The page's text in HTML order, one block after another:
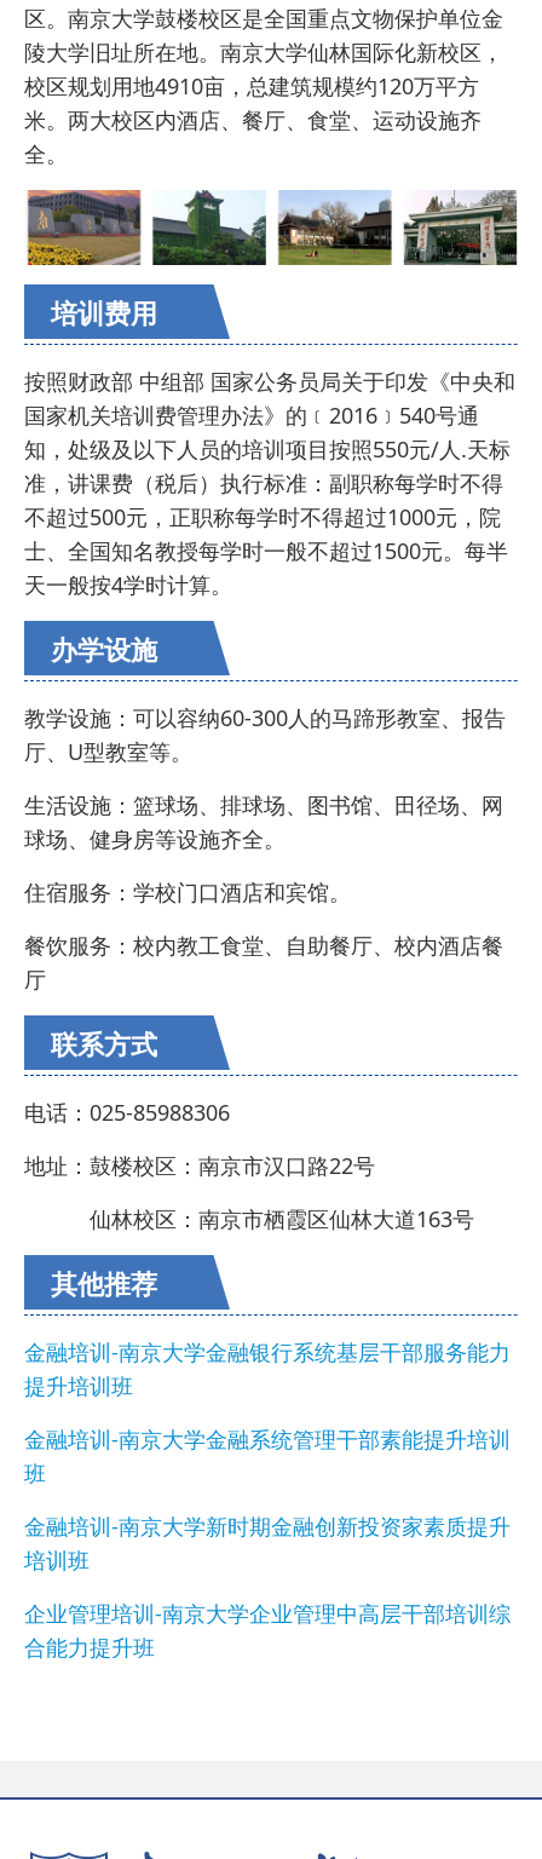
区。南京大学鼓楼校区是全国重点文物保护单位金
陵大学旧址所在地。南京大学仙林国际化新校区，
校区规划用地4910亩，总建筑规模约120万平方
米。两大校区内酒店、餐厅、食堂、运动设施齐
全。
培训费用
按照财政部 中组部 国家公务员局关于印发《中央和
国家机关培训费管理办法》的﹝2016﹞540号通
知，处级及以下人员的培训项目按照550元/人.天标
准，讲课费（税后）执行标准：副职称每学时不得
不超过500元，正职称每学时不得超过1000元，院
士、全国知名教授每学时一般不超过1500元。每半
天一般按4学时计算。
办学设施
教学设施：可以容纳60-300人的马蹄形教室、报告
厅、U型教室等。
生活设施：篮球场、排球场、图书馆、田径场、网
球场、健身房等设施齐全。
住宿服务：学校门口酒店和宾馆。
餐饮服务：校内教工食堂、自助餐厅、校内酒店餐
厅
联系方式
电话：025-85988306
地址：鼓楼校区：南京市汉口路22号
仙林校区：南京市栖霞区仙林大道163号
其他推荐
金融培训-南京大学金融银行系统基层干部服务能力
提升培训班
金融培训-南京大学金融系统管理干部素能提升培训
班
金融培训-南京大学新时期金融创新投资家素质提升
培训班
企业管理培训-南京大学企业管理中高层干部培训综
合能力提升班